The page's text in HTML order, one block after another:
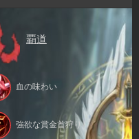
覇道
血の味わい
強欲な賞金首狩り